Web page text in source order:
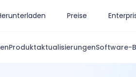
Preise
ProduktaktualisierungenSoftware-